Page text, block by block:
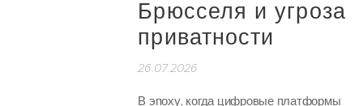
Брюсселя и угроза
приватности
26.07.2026
В эпоху, когда цифровые платформы